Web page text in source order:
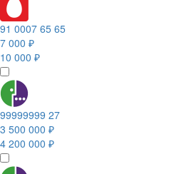
91 0007 65 65
7 000 ₽
10 000 ₽
99999999 27
3 500 000 ₽
4 200 000 ₽